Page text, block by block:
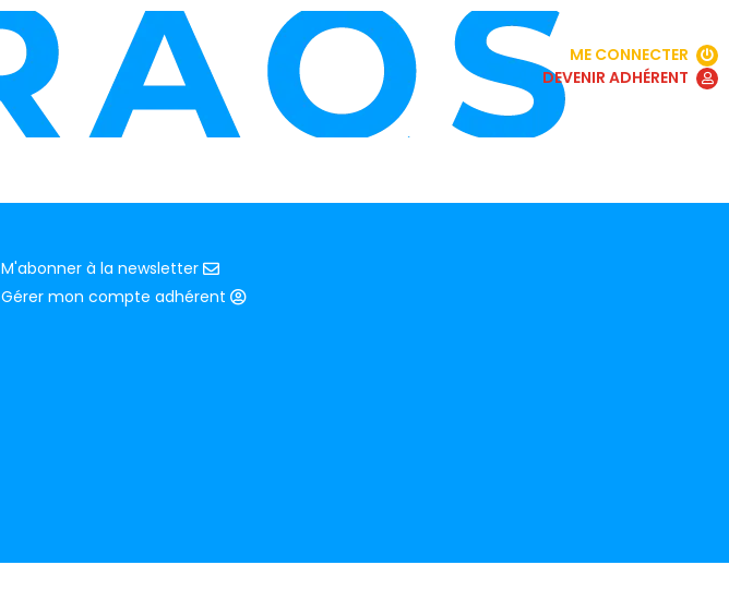
ME CONNECTER
DEVENIR ADHÉRENT
M'abonner à la newsletter
Gérer mon compte adhérent